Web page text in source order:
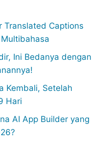
Translated Captions
Ini Bedanya dengan
Kembali, Setelah
Hari
AI App Builder yang